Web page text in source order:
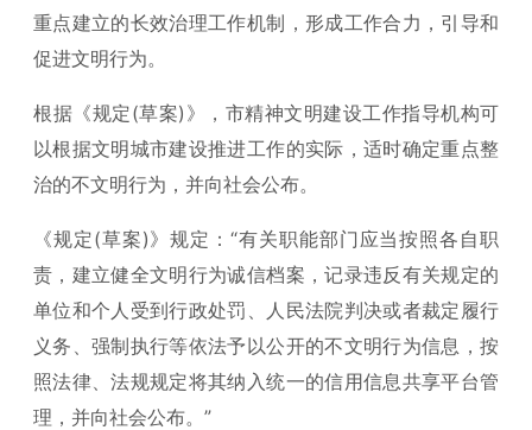
重点建立的长效治理工作机制，形成工作合力，引导和
促进文明行为。
根据《规定(草案)》，市精神文明建设工作指导机构可
以根据文明城市建设推进工作的实际，适时确定重点整
治的不文明行为，并向社会公布。
《规定(草案)》规定：“有关职能部门应当按照各自职
责，建立健全文明行为诚信档案，记录违反有关规定的
单位和个人受到行政处罚、人民法院判决或者裁定履行
义务、强制执行等依法予以公开的不文明行为信息，按
照法律、法规规定将其纳入统一的信用信息共享平台管
理，并向社会公布。”